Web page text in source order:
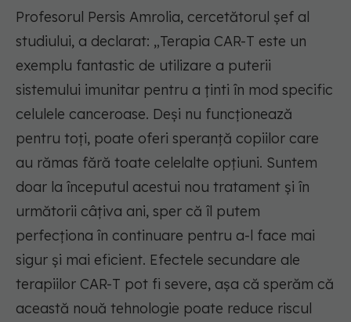
Profesorul Persis Amrolia, cercetătorul șef al
studiului, a declarat: „Terapia CAR-T este un
exemplu fantastic de utilizare a puterii
sistemului imunitar pentru a ținti în mod specific
celulele canceroase. Deși nu funcționează
pentru toți, poate oferi speranță copiilor care
au rămas fără toate celelalte opțiuni. Suntem
doar la începutul acestui nou tratament și în
următorii câțiva ani, sper că îl putem
perfecționa în continuare pentru a-l face mai
sigur și mai eficient. Efectele secundare ale
terapiilor CAR-T pot fi severe, așa că sperăm că
această nouă tehnologie poate reduce riscul